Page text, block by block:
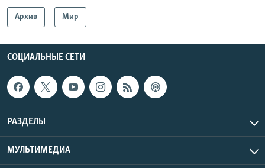
Архив Мир
СОЦИАЛЬНЫЕ СЕТИ
РАЗДЕЛЫ
МУЛЬТИМЕДИА